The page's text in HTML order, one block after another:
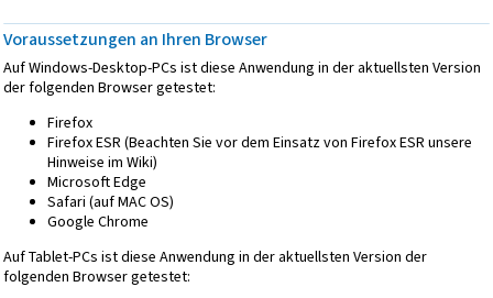
Voraussetzungen an Ihren Browser
Auf Windows-Desktop-PCs ist diese Anwendung in der aktuellsten Version
der folgenden Browser getestet:
Firefox
Firefox ESR (Beachten Sie vor dem Einsatz von Firefox ESR unsere
Hinweise im Wiki)
Microsoft Edge
Safari (auf MAC OS)
Google Chrome
Auf Tablet-PCs ist diese Anwendung in der aktuellsten Version der
folgenden Browser getestet: